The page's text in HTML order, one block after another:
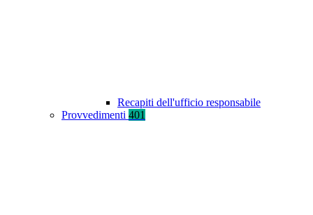
Recapiti dell'ufficio responsabile
Provvedimenti 401